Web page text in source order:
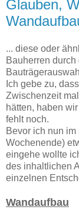
Glauben,
... diese oder
Bauherren
Ich gebe zu,
Zwischenzeit
hätten, haben
fehlt noch.
Bevor ich nun
Wochenende)
eingehe wollte
des inhaltlichen
einzelnen
Wandaufbau